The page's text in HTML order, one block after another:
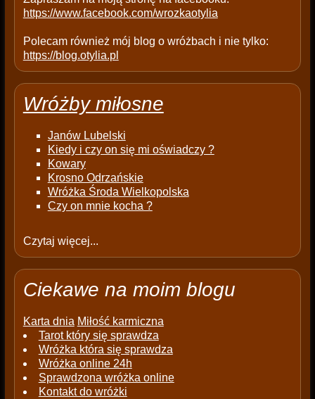
https://www.facebook.com/wrozkaotylia
Polecam również mój blog o wróżbach i nie tylko:
https://blog.otylia.pl
Wróżby miłosne
Janów Lubelski
Kiedy i czy on się mi oświadczy ?
Kowary
Krosno Odrzańskie
Wróżka Środa Wielkopolska
Czy on mnie kocha ?
Czytaj więcej...
Ciekawe na moim blogu
Karta dnia Miłość karmiczna
Tarot który się sprawdza
Wróżka która się sprawdza
Wróżka online 24h
Sprawdzona wróżka online
Kontakt do wróżki